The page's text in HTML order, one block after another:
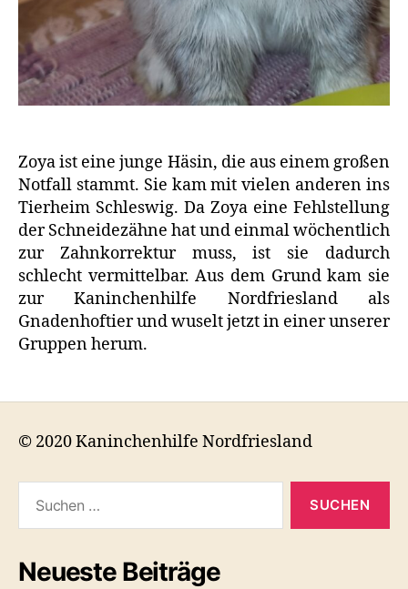
Zoya ist eine junge Häsin, die aus einem großen
Notfall stammt. Sie kam mit vielen anderen ins
Tierheim Schleswig. Da Zoya eine Fehlstellung
der Schneidezähne hat und einmal wöchentlich
zur Zahnkorrektur muss, ist sie dadurch
schlecht vermittelbar. Aus dem Grund kam sie
zur Kaninchenhilfe Nordfriesland als
Gnadenhoftier und wuselt jetzt in einer unserer
Gruppen herum.
© 2020 Kaninchenhilfe Nordfriesland
nach:
Neueste Beiträge